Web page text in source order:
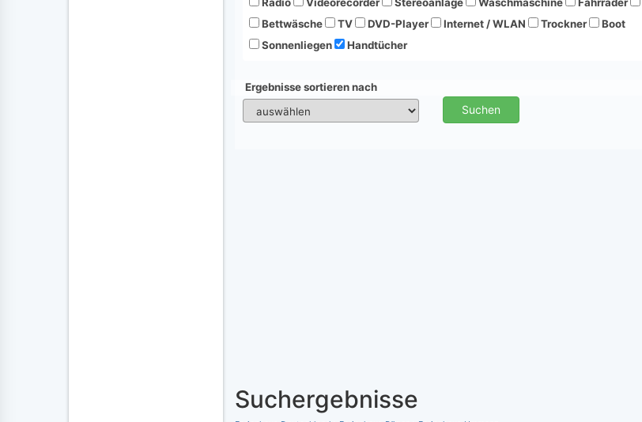
Bettwäsche
TV DVD-Player Internet / WLAN Trockner
Boot
Sonnenliegen
Handtücher
Ergebnisse sortieren nach
Suchen
Suchergebnisse